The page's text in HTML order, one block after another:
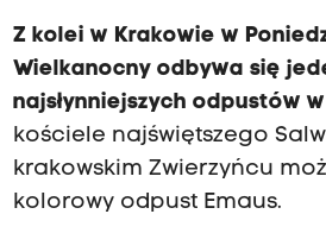
Z kolei w Krakowie w
Wielkanocny odbywa się
najsłynniejszych odpustów
kościele najświętszego
krakowskim Zwierzyńcu
kolorowy odpust Emaus.